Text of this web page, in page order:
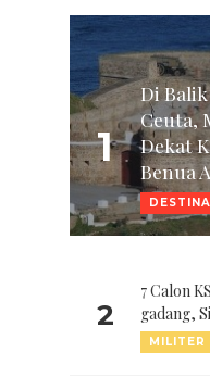
1
Di
Ceuta,
Dekat
Benua
2
7 Calon
gadang,
MILITER